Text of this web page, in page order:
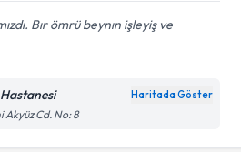
Bır ömrü beynın işleyiş ve
Haritada Göster
Akyüz Cd. No: 8